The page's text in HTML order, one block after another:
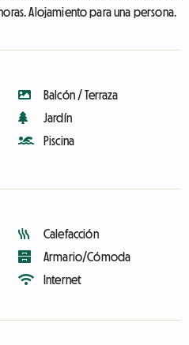
Alojamiento para una persona.
Balcón / Terraza
Jardín
Piscina
Calefacción
Armario/Cómoda
Internet